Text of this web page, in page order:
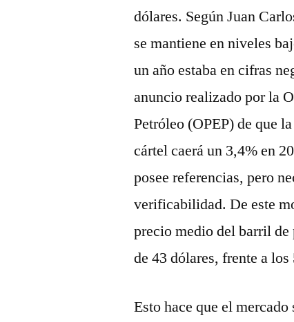
dólares. Según Juan
se mantiene en niveles
un año estaba en cifras
anuncio realizado por la
Petróleo (OPEP) de que
cártel caerá un 3,4% en
posee referencias, pero
verificabilidad. De este
precio medio del barril de
de 43 dólares, frente a
Esto hace que el